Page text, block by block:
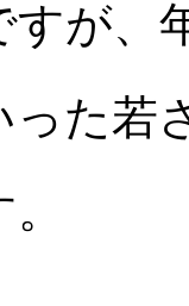
すが、
った若